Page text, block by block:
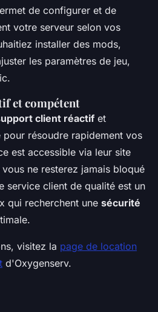
de configurer et de
votre serveur selon vos
installer des mods,
les paramètres de jeu,
et compétent
client réactif et
résoudre rapidement vos
est accessible via leur site
ne resterez jamais bloqué
service client de qualité est un
qui recherchent une sécurité
visitez la page de location
d'Oxygenserv.